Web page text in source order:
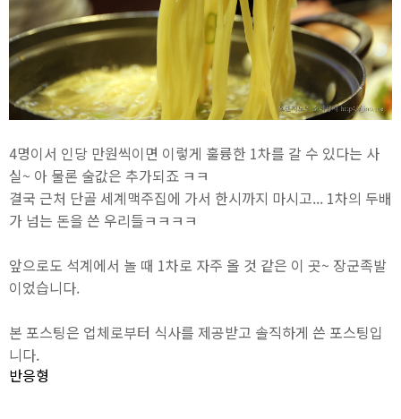
4명이서 인당 만원씩이면 이렇게 훌륭한 1차를 갈 수 있다는 사
실~ 아 물론 술값은 추가되죠 ㅋㅋ
결국 근처 단골 세계맥주집에 가서 한시까지 마시고... 1차의 두배
가 넘는 돈을 쓴 우리들ㅋㅋㅋㅋ
앞으로도 석계에서 놀 때 1차로 자주 올 것 같은 이 곳~ 장군족발
이었습니다.
본 포스팅은 업체로부터 식사를 제공받고 솔직하게 쓴 포스팅입
니다.
반응형